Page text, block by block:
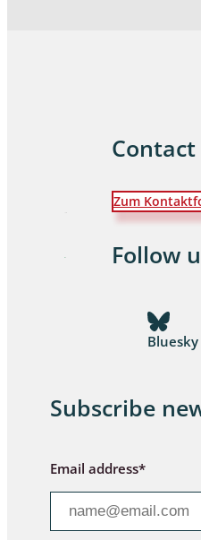
Contact
Zum
Follow
Bluesky
Subscribe
Email address*